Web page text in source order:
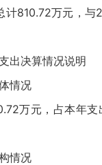
810.72万元，与
出决算情况说明
情况
万元，占本年
情况